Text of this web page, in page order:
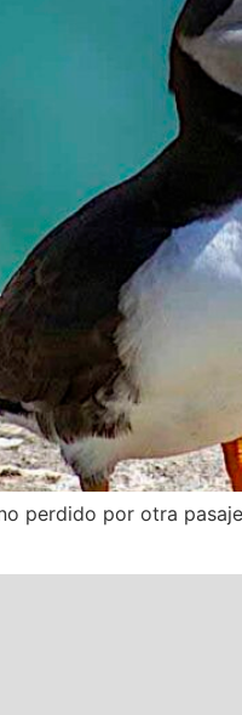
perdido por otra